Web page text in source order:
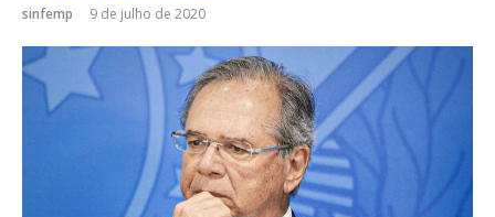
sinfemp 9 de julho de 2020